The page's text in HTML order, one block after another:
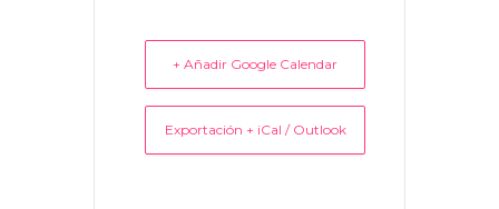
+ Añadir Google Calendar
Exportación + iCal / Outlook